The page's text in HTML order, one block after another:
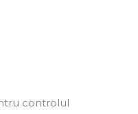
controlul